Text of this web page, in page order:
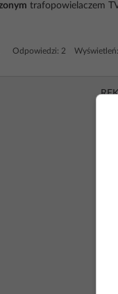
trafopowielaczem
Odpowiedzi: 2